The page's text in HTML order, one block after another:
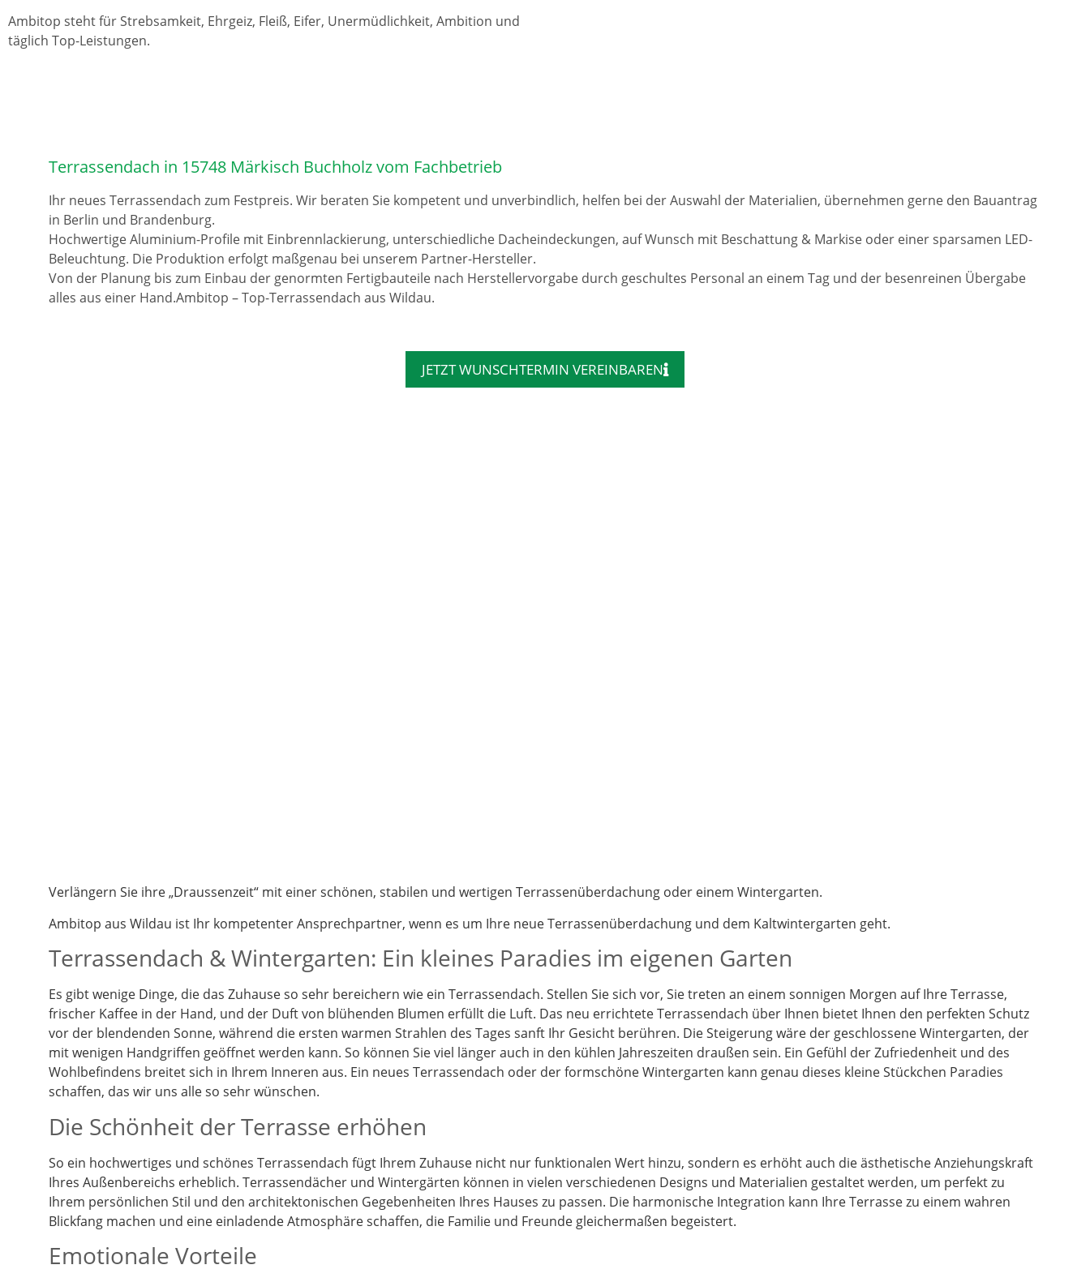
Ambitop steht für Strebsamkeit, Ehrgeiz, Fleiß, Eifer, Unermüdlichkeit, Ambition und
täglich Top-Leistungen.
Terrassendach in 15748 Märkisch Buchholz vom Fachbetrieb
Ihr neues Terrassendach zum Festpreis. Wir beraten Sie kompetent und unverbindlich, helfen bei der Auswahl der Materialien, übernehmen gerne den Bauantrag
in Berlin und Brandenburg.
Hochwertige Aluminium-Profile mit Einbrennlackierung, unterschiedliche Dacheindeckungen, auf Wunsch mit Beschattung & Markise oder einer sparsamen LED-
Beleuchtung. Die Produktion erfolgt maßgenau bei unserem Partner-Hersteller.
Von der Planung bis zum Einbau der genormten Fertigbauteile nach Herstellervorgabe durch geschultes Personal an einem Tag und der besenreinen Übergabe
alles aus einer Hand.Ambitop – Top-Terrassendach aus Wildau.
JETZT WUNSCHTERMIN VEREINBAREN
Verlängern Sie ihre „Draussenzeit“ mit einer schönen, stabilen und wertigen Terrassenüberdachung oder einem Wintergarten.
Ambitop aus Wildau ist Ihr kompetenter Ansprechpartner, wenn es um Ihre neue Terrassenüberdachung und dem Kaltwintergarten geht.
Terrassendach & Wintergarten: Ein kleines Paradies im eigenen Garten
Es gibt wenige Dinge, die das Zuhause so sehr bereichern wie ein Terrassendach. Stellen Sie sich vor, Sie treten an einem sonnigen Morgen auf Ihre Terrasse,
frischer Kaffee in der Hand, und der Duft von blühenden Blumen erfüllt die Luft. Das neu errichtete Terrassendach über Ihnen bietet Ihnen den perfekten Schutz
vor der blendenden Sonne, während die ersten warmen Strahlen des Tages sanft Ihr Gesicht berühren. Die Steigerung wäre der geschlossene Wintergarten, der
mit wenigen Handgriffen geöffnet werden kann. So können Sie viel länger auch in den kühlen Jahreszeiten draußen sein. Ein Gefühl der Zufriedenheit und des
Wohlbefindens breitet sich in Ihrem Inneren aus. Ein neues Terrassendach oder der formschöne Wintergarten kann genau dieses kleine Stückchen Paradies
schaffen, das wir uns alle so sehr wünschen.
Die Schönheit der Terrasse erhöhen
So ein hochwertiges und schönes Terrassendach fügt Ihrem Zuhause nicht nur funktionalen Wert hinzu, sondern es erhöht auch die ästhetische Anziehungskraft
Ihres Außenbereichs erheblich. Terrassendächer und Wintergärten können in vielen verschiedenen Designs und Materialien gestaltet werden, um perfekt zu
Ihrem persönlichen Stil und den architektonischen Gegebenheiten Ihres Hauses zu passen. Die harmonische Integration kann Ihre Terrasse zu einem wahren
Blickfang machen und eine einladende Atmosphäre schaffen, die Familie und Freunde gleichermaßen begeistert.
Emotionale Vorteile